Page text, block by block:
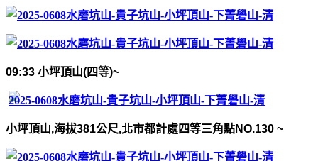
09:33 小坪頂山(四等)~
小坪頂山,海拔381公尺,北市都計處四等三角點NO.130 ~